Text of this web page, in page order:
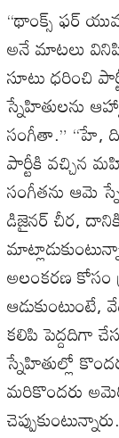
“థాంక్స్ ఫర్
అనేమాటలు
సూటుధరించి
స్నేహితులను
సంగీతా.” “హే,
పార్టీకివచ్చిన
సంగీతను ఆమె
డిజైనర్చీర,
అలంకరణకోసం
ఆడుకుంటుంటే,
కలిపిపెద్దదిగా
స్నేహితుల్లో
మరికొందరు
చెప్పుకుంటున్నారు.